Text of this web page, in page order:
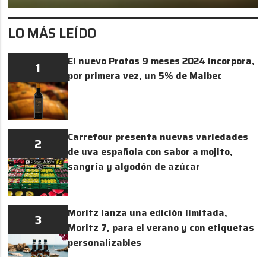
LO MÁS LEÍDO
1
El nuevo Protos 9 meses 2024 incorpora,
por primera vez, un 5% de Malbec
2
Carrefour presenta nuevas variedades
de uva española con sabor a mojito,
sangría y algodón de azúcar
3
Moritz lanza una edición limitada,
Moritz 7, para el verano y con etiquetas
personalizables